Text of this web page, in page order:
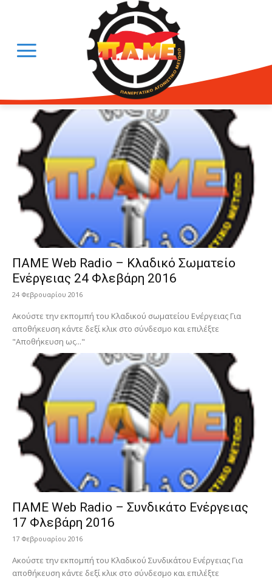
ΠΑΜΕ Web Radio – Κλαδικό Σωματείο
Ενέργειας 24 Φλεβάρη 2016
24 Φεβρουαρίου 2016
Ακούστε την εκπομπή του Κλαδικού σωματείου Ενέργειας Για
αποθήκευση κάντε δεξί κλικ στο σύνδεσμο και επιλέξτε
"Αποθήκευση ως..."
ΠΑΜΕ Web Radio – Συνδικάτο Ενέργειας
17 Φλεβάρη 2016
17 Φεβρουαρίου 2016
Ακούστε την εκπομπή του Κλαδικού Συνδικάτου Ενέργειας Για
αποθήκευση κάντε δεξί κλικ στο σύνδεσμο και επιλέξτε